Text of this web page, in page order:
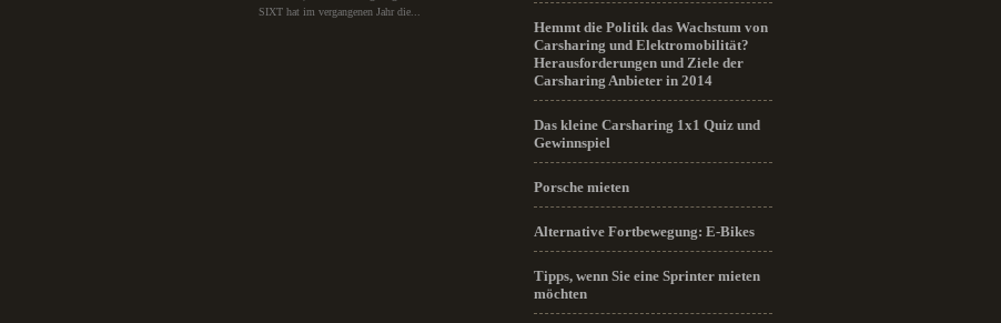
SIXT hat im vergangenen Jahr die...
Hemmt die Politik das Wachstum von
Carsharing und Elektromobilität?
Herausforderungen und Ziele der
Carsharing Anbieter in 2014
Das kleine Carsharing 1x1 Quiz und
Gewinnspiel
Porsche mieten
Alternative Fortbewegung: E-Bikes
Tipps, wenn Sie eine Sprinter mieten
möchten